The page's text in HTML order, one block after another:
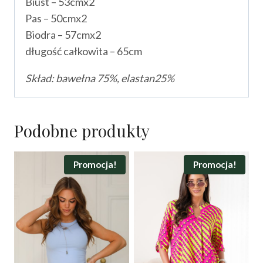
Pas – 50cmx2
Biodra – 57cmx2
długość całkowita – 65cm
Skład: bawełna 75%, elastan25%
Podobne produkty
Promocja! Promocja!